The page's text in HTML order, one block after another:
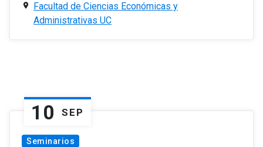
Facultad de Ciencias Económicas y
Administrativas UC
10 SEP
Seminarios